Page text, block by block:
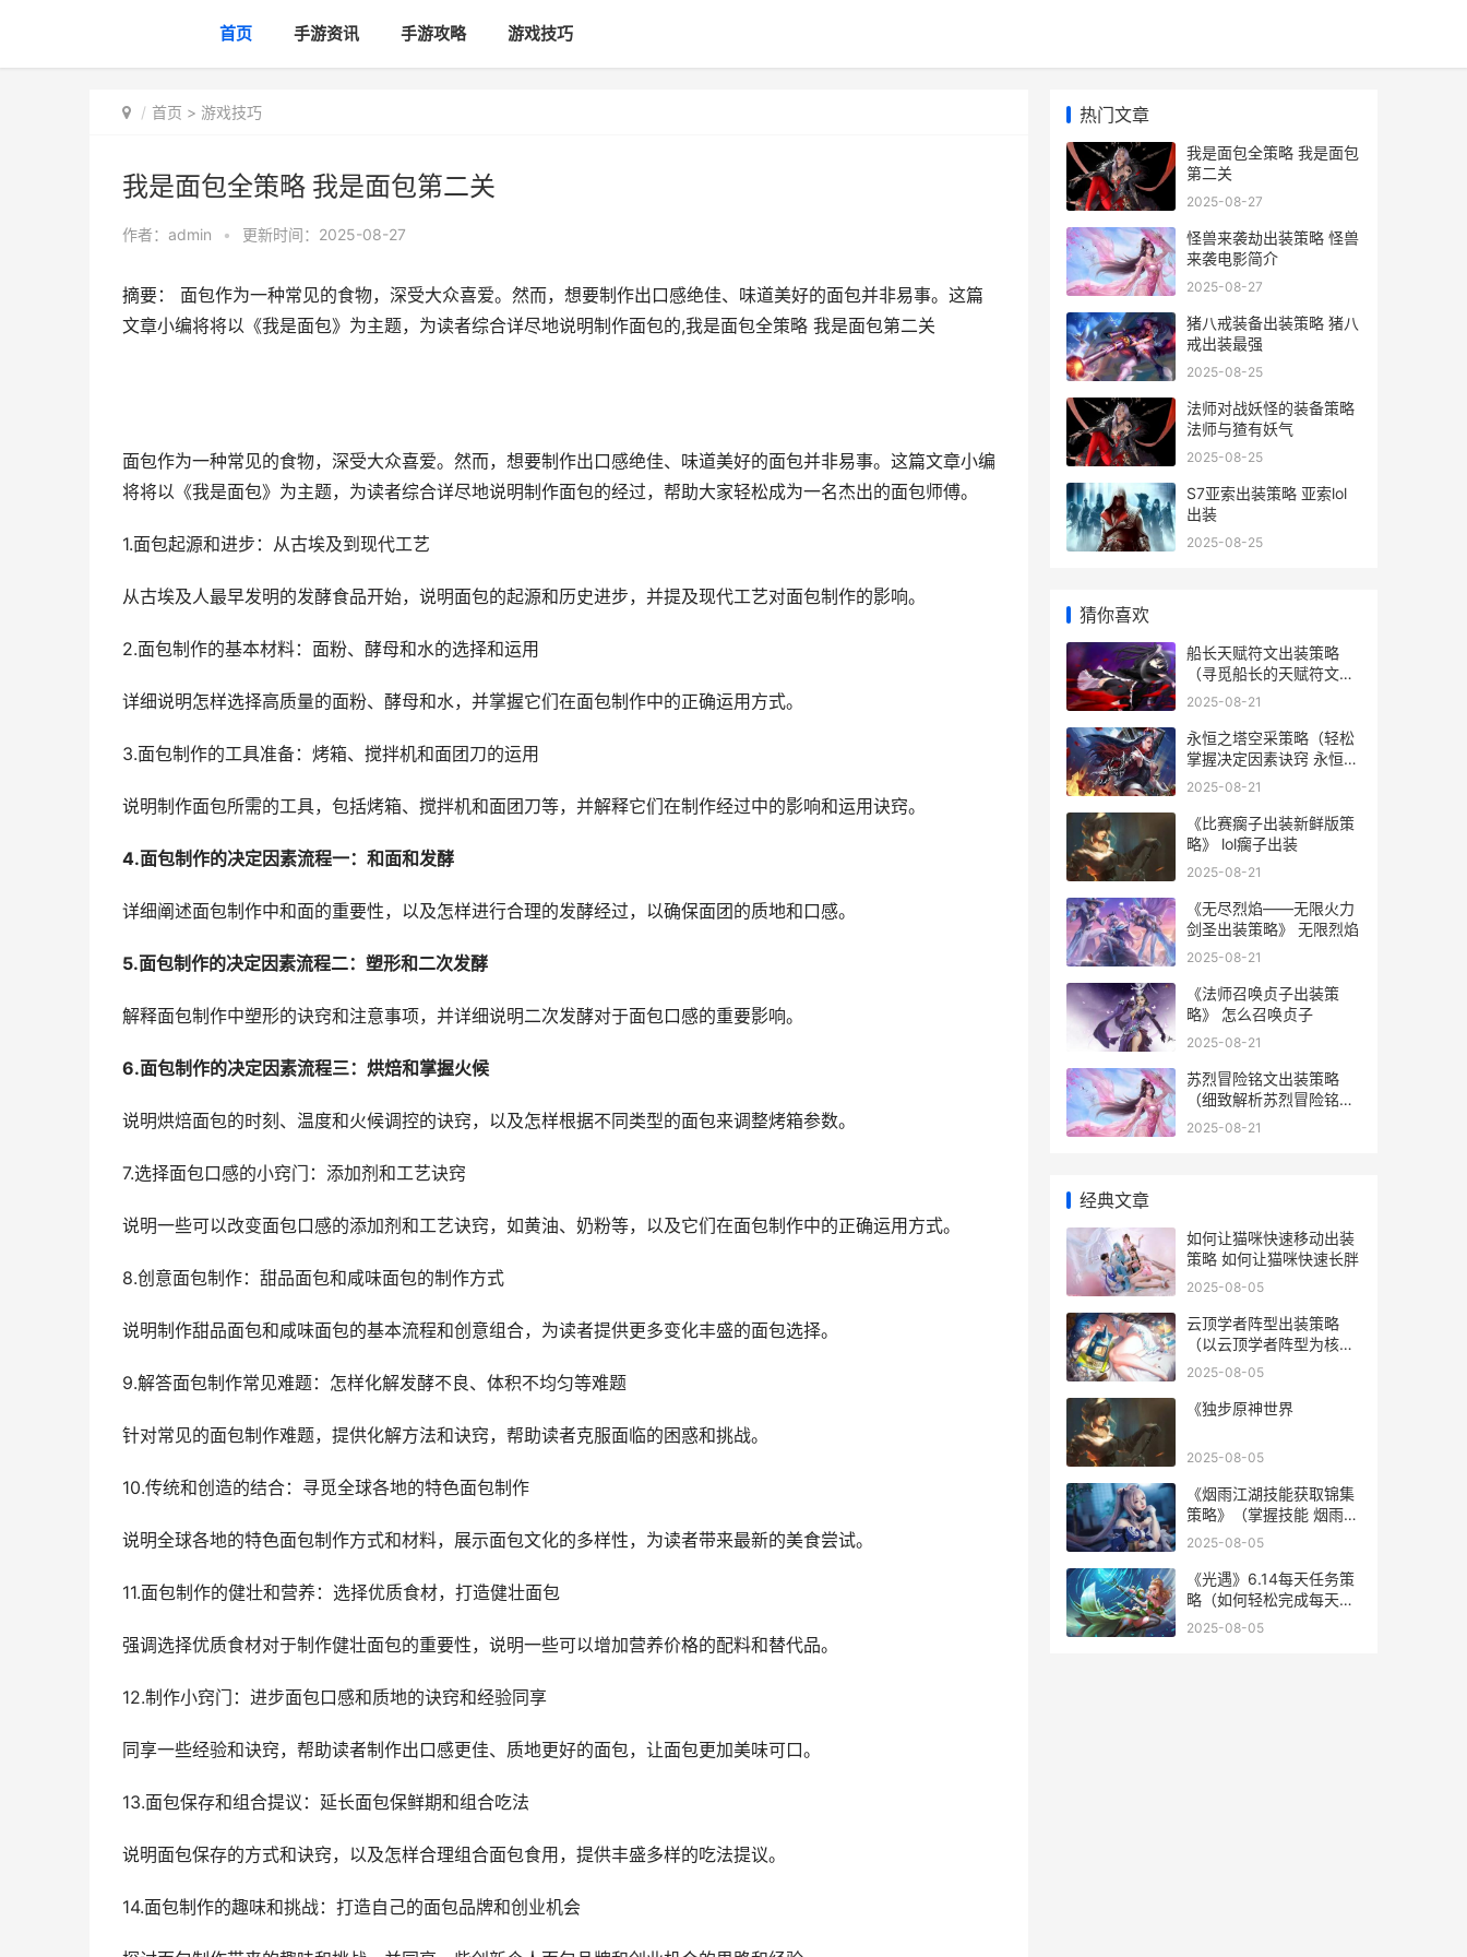
首页 手游资讯 手游攻略 游戏技巧
首页 > 游戏技巧
我是面包全策略 我是面包第二关
作者： admin • 更新时间：2025-08-27
摘要： 面包作为一种常见的食物，深受大众喜爱。然而，想要制作出口感绝佳、味道美好的面包并非易事。这篇
文章小编将将以《我是面包》为主题，为读者综合详尽地说明制作面包的,我是面包全策略 我是面包第二关
面包作为一种常见的食物，深受大众喜爱。然而，想要制作出口感绝佳、味道美好的面包并非易事。这篇文章小编
将将以《我是面包》为主题，为读者综合详尽地说明制作面包的经过，帮助大家轻松成为一名杰出的面包师傅。
1.面包起源和进步：从古埃及到现代工艺
从古埃及人最早发明的发酵食品开始，说明面包的起源和历史进步，并提及现代工艺对面包制作的影响。
2.面包制作的基本材料：面粉、酵母和水的选择和运用
详细说明怎样选择高质量的面粉、酵母和水，并掌握它们在面包制作中的正确运用方式。
3.面包制作的工具准备：烤箱、搅拌机和面团刀的运用
说明制作面包所需的工具，包括烤箱、搅拌机和面团刀等，并解释它们在制作经过中的影响和运用诀窍。
4.面包制作的决定因素流程一：和面和发酵
详细阐述面包制作中和面的重要性，以及怎样进行合理的发酵经过，以确保面团的质地和口感。
5.面包制作的决定因素流程二：塑形和二次发酵
解释面包制作中塑形的诀窍和注意事项，并详细说明二次发酵对于面包口感的重要影响。
6.面包制作的决定因素流程三：烘焙和掌握火候
说明烘焙面包的时刻、温度和火候调控的诀窍，以及怎样根据不同类型的面包来调整烤箱参数。
7.选择面包口感的小窍门：添加剂和工艺诀窍
说明一些可以改变面包口感的添加剂和工艺诀窍，如黄油、奶粉等，以及它们在面包制作中的正确运用方式。
8.创意面包制作：甜品面包和咸味面包的制作方式
说明制作甜品面包和咸味面包的基本流程和创意组合，为读者提供更多变化丰盛的面包选择。
9.解答面包制作常见难题：怎样化解发酵不良、体积不均匀等难题
针对常见的面包制作难题，提供化解方法和诀窍，帮助读者克服面临的困惑和挑战。
10.传统和创造的结合：寻觅全球各地的特色面包制作
说明全球各地的特色面包制作方式和材料，展示面包文化的多样性，为读者带来最新的美食尝试。
11.面包制作的健壮和营养：选择优质食材，打造健壮面包
强调选择优质食材对于制作健壮面包的重要性，说明一些可以增加营养价格的配料和替代品。
12.制作小窍门：进步面包口感和质地的诀窍和经验同享
同享一些经验和诀窍，帮助读者制作出口感更佳、质地更好的面包，让面包更加美味可口。
13.面包保存和组合提议：延长面包保鲜期和组合吃法
说明面包保存的方式和诀窍，以及怎样合理组合面包食用，提供丰盛多样的吃法提议。
14.面包制作的趣味和挑战：打造自己的面包品牌和创业机会
热门文章
我是面包全策略 我是面包
第二关
2025-08-27
怪兽来袭劫出装策略 怪兽
来袭电影简介
2025-08-27
猪八戒装备出装策略 猪八
戒出装最强
2025-08-25
法师对战妖怪的装备策略
法师与猹有妖气
2025-08-25
S7亚索出装策略 亚索lol
出装
2025-08-25
猜你喜欢
船长天赋符文出装策略
（寻觅船长的天赋符文和
出装选择 船长天赋加点
2025-08-21
永恒之塔空采策略（轻松
掌握决定因素诀窍 永恒之
塔空采1到399
2025-08-21
《比赛瘸子出装新鲜版策
略》 lol瘸子出装
2025-08-21
《无尽烈焰——无限火力
剑圣出装策略》 无限烈焰
2025-08-21
《法师召唤贞子出装策
略》 怎么召唤贞子
2025-08-21
苏烈冒险铭文出装策略
（细致解析苏烈冒险铭文
出装 苏烈冒险铭文出装最
2025-08-21
经典文章
如何让猫咪快速移动出装
策略 如何让猫咪快速长胖
2025-08-05
云顶学者阵型出装策略
（以云顶学者阵型为核心
云顶教学图
2025-08-05
《独步原神世界
2025-08-05
《烟雨江湖技能获取锦集
策略》（掌握技能 烟雨江
湖技能优先级
2025-08-05
《光遇》6.14每天任务策
略（如何轻松完成每天任
务 光遇6.20
2025-08-05